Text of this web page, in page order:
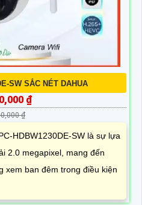
SW SẮC NÉT DAHUA
₫
₫
HDBW1230DE-SW là sự lựa
2.0 megapixel, mang đến
xem ban đêm trong điều kiện